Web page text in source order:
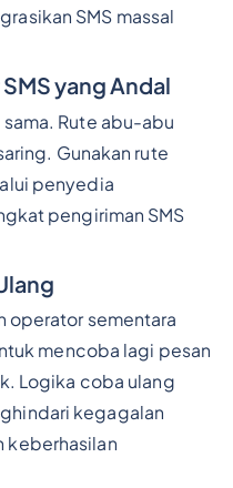
SMS massal
yang Andal
Rute abu-abu
Gunakan rute
penyedia
pengiriman SMS
operator sementara
mencoba lagi pesan
Logika coba ulang
kegagalan
keberhasilan